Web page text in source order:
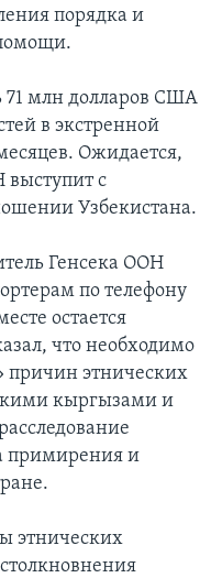
порядка и
71 млн долларов США
в экстренной
Ожидается,
с
Узбекистана.
Генсека ООН
по телефону
остается
что необходимо
причин этнических
кыргызами и
примирения и
этнических